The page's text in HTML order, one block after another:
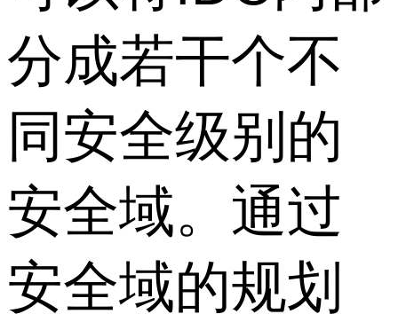
分成若干个不
同安全级别的
安全域。通过
安全域的规划